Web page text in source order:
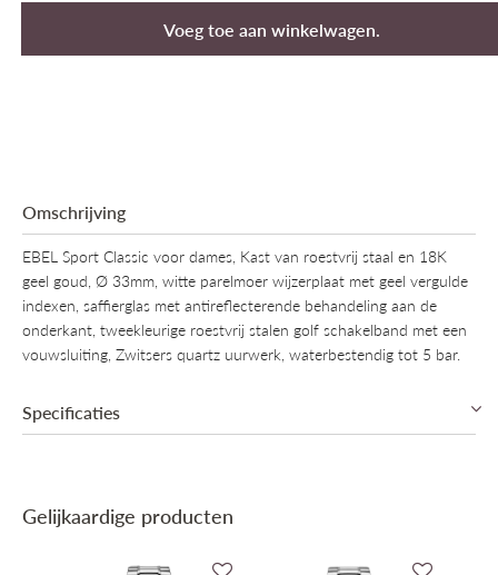
Voeg toe aan winkelwagen.
Omschrijving
EBEL Sport Classic voor dames, Kast van roestvrij staal en 18K
geel goud, Ø 33mm, witte parelmoer wijzerplaat met geel vergulde
indexen, saffierglas met antireflecterende behandeling aan de
onderkant, tweekleurige roestvrij stalen golf schakelband met een
vouwsluiting, Zwitsers quartz uurwerk, waterbestendig tot 5 bar.
Specificaties
Gelijkaardige producten